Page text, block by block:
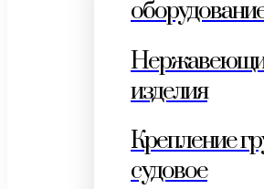
изделия
Крепление
судовое